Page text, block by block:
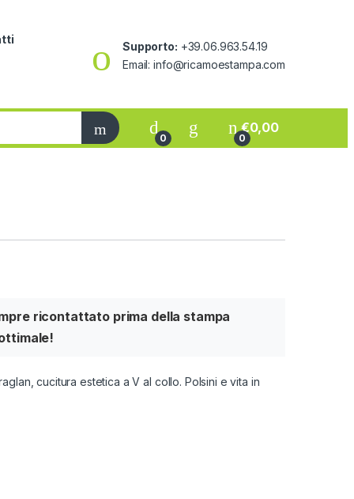
Supporto: +39.06.963.54.19
Email: info@ricamoestampa.com
0 0
€0,00
ricontattato prima della stampa
cucitura estetica a V al collo. Polsini e vita in